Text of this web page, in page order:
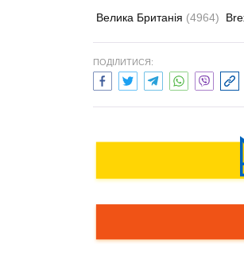
Велика Британія (4964)
ПОДІЛИТИСЯ: